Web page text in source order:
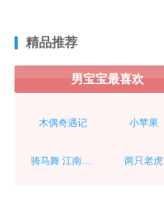
精品推荐
男宝宝最喜欢
木偶奇遇记 小苹果
骑马舞 江南style 两只老虎